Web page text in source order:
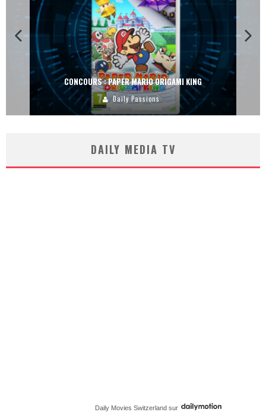
CONCOURS : PAPER MARIO ORIGAMI KING
Daily Passions
DAILY MEDIA TV
Daily Movies Switzerland sur